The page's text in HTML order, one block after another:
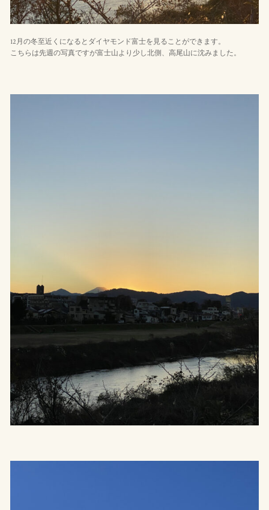
12月の冬至近くになるとダイヤモンド富士を見ることができます。
こちらは先週の写真ですが富士山より少し北側、高尾山に沈みました。